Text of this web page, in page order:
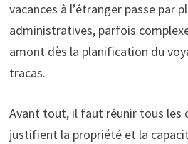
vacances à l’étranger passe par
administratives, parfois
amont dès la planification du
tracas.
Avant tout, il faut réunir tous les
justifient la propriété et la